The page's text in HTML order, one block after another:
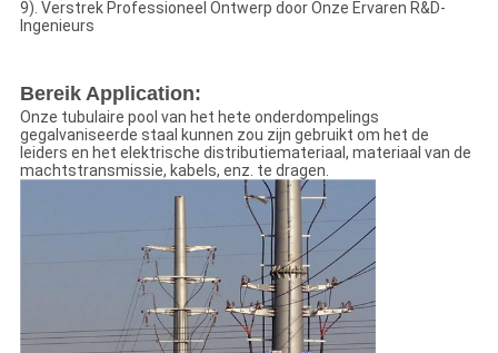
9). Verstrek Professioneel Ontwerp door Onze Ervaren R&D-
Ingenieurs
Bereik Application:
Onze tubulaire pool van het hete onderdompelings
gegalvaniseerde staal kunnen zou zijn gebruikt om het de
leiders en het elektrische distributiemateriaal, materiaal van de
machtstransmissie, kabels, enz. te dragen.